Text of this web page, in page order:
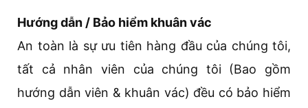
Hướng dẫn / Bảo hiểm khuân vác
An toàn là sự ưu tiên hàng đầu của chúng tôi,
tất cả nhân viên của chúng tôi (Bao gồm
hướng dẫn viên & khuân vác) đều có bảo hiểm